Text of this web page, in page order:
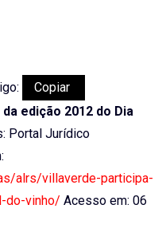
Copiar
edição 2012 do Dia
Portal Jurídico
alrs/villaverde-participa-
do-vinho/ Acesso em: 06